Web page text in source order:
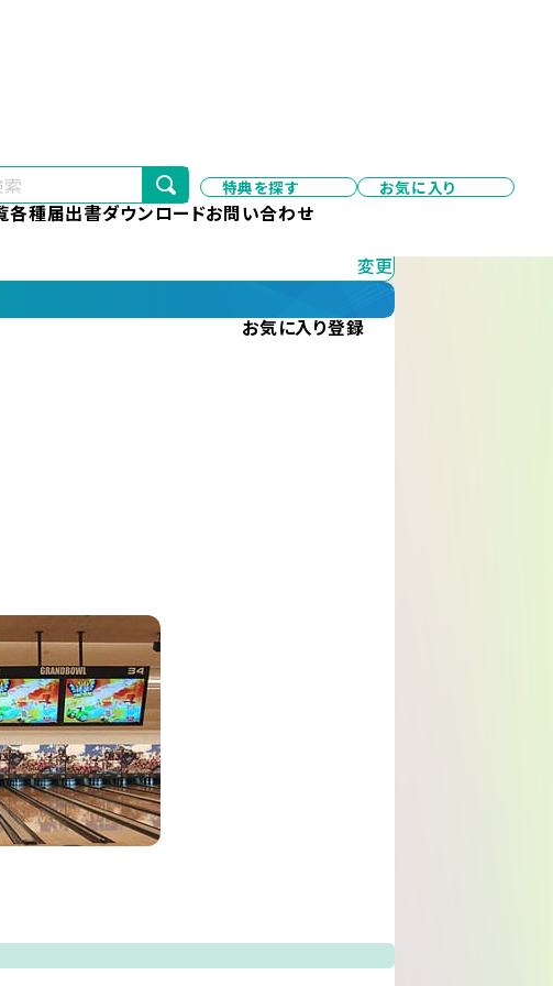
特典を探す お気に入り
各種届出書ダウンロードお問い合わせ
変更
変更
お気に入り登録